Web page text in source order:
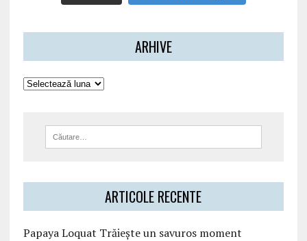
ARHIVE
ARTICOLE RECENTE
Papaya Loquat Trăiește un savuros moment